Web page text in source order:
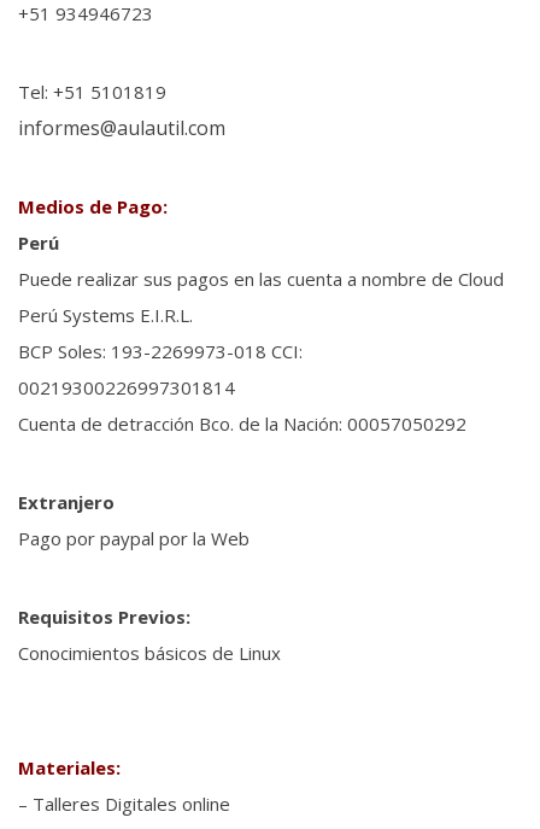
+51 934946723
Tel: +51 5101819
informes@aulautil.com
Medios de Pago:
Perú
Puede realizar sus pagos en las cuenta a nombre de Cloud
Perú Systems E.I.R.L.
BCP Soles: 193-2269973-018 CCI:
00219300226997301814
Cuenta de detracción Bco. de la Nación: 00057050292
Extranjero
Pago por paypal por la Web
Requisitos Previos:
Conocimientos básicos de Linux
Materiales:
– Talleres Digitales online